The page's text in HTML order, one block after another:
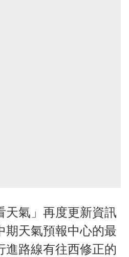
天氣」再度更新資訊
期天氣預報中心的最
進路線有往西修正的